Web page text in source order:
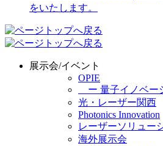
展示会/イベント
OPIE
ー 量子イノベー
光・レーザー関西
Photonics Innovation
レーザーソリュー
海外展示会